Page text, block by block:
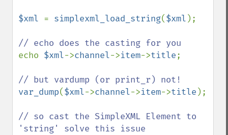
$xml = simplexml_load_string($xml );
echo $xml->channel->item->title;
var_dump($xml->channel->item->title );
// so cast the SimpleXML Element to